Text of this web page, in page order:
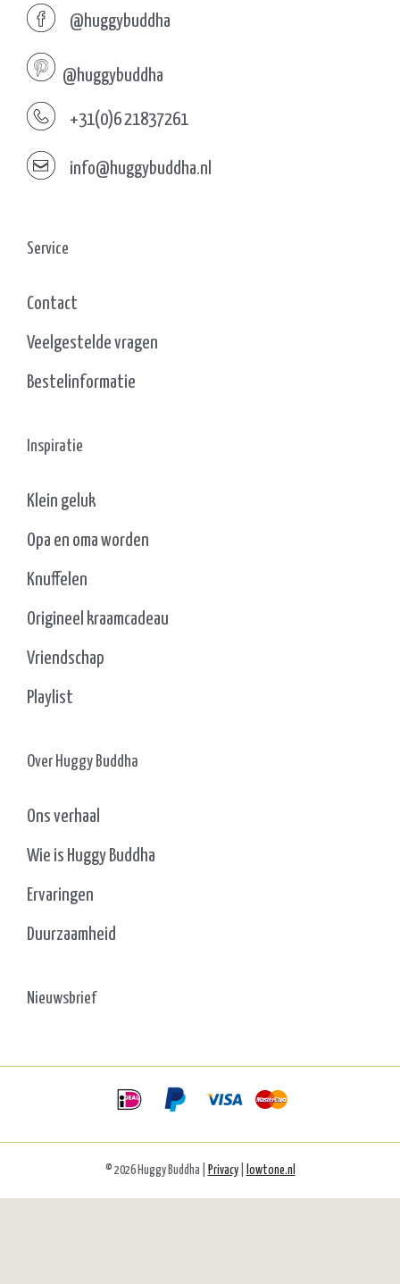
@huggybuddha
@huggybuddha
+31(0)6 21837261
info@huggybuddha.nl
Service
Contact
Veelgestelde vragen
Bestelinformatie
Inspiratie
Klein geluk
Opa en oma worden
Knuffelen
Origineel kraamcadeau
Vriendschap
Playlist
Over Huggy Buddha
Ons verhaal
Wie is Huggy Buddha
Ervaringen
Duurzaamheid
Nieuwsbrief
© 2026 Huggy Buddha | Privacy| lowtone.nl